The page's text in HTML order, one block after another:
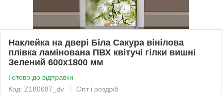
Наклейка на двері Біла Сакура вінілова
плівка ламінована ПВХ квітучі гілки вишні
Зелений 600х1800 мм
Готово до відправки
Код: Z180687_dv
Опт і роздріб